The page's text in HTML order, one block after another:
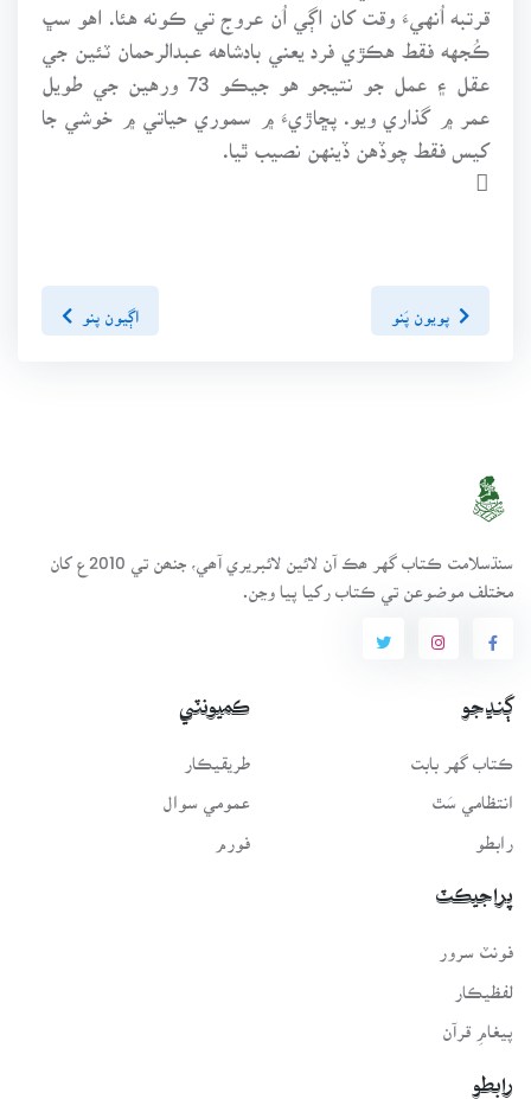
قرتبه اُنهيءَ وقت کان اڳي اُن عروج تي ڪونه هئا. اهو سڀ
ڪُجهه فقط هڪڙي فرد يعني بادشاهه عبدالرحمان ٽئين جي
عقل ۽ عمل جو نتيجو هو جيڪو 73 ورهين جي طويل
عمر ۾ گذاري ويو. پڇاڙيءَ ۾ سموري حياتي ۾ خوشي جا
کيس فقط چوڏهن ڏينهن نصيب ٿيا.

اڳيون پنو
سنڌسلامت ڪتاب گهر ھڪ آن لائين لائبريري آھي، جنھن تي 2010ع کان
مختلف موضوعن تي ڪتاب رکيا پيا وڃن.
ڳنڍجو
ڪتاب گهر بابت
انتظامي سَٿ
رابطو
ڪميونٽي
طريقيڪار
عمومي سوال
فورم
پراجيڪٽ
فونٽ سرور
لفظيڪار
پيغامِ قرآن
رابطو